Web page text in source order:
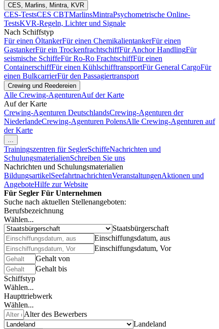
CES, Marlins, Mintra, KVR
CES-TestsCES CBTMarlinsMintraPsychometrische Online-
TestsKVR-Regeln, Lichter und Signale
Nach Schiffstyp
Für einen ÖltankerFür einen ChemikalientankerFür einen
GastankerFür ein TrockenfrachtschiffFür Anchor HandlingFür
seismische SchiffeFür Ro-Ro FrachtschiffFür einen
ContainerschiffFür einen KühlschifftransportFür General CargoFür
einen BulkcarrierFür den Passagiertransport
Crewing und Reedereien
Alle Crewing-AgenturenAuf der Karte
Auf der Karte
Crewing-Agenturen DeutschlandsCrewing-Agenturen der
NiederlandeCrewing-Agenturen PolensAlle Crewing-Agenturen auf
der Karte
...
Trainingszentren für SeglerSchiffeNachrichten und
SchulungsmaterialienSchreiben Sie uns
Nachrichten und Schulungsmaterialien
BildungsartikelSeefahrtnachrichtenVeranstaltungenAktionen und
AngeboteHilfe zur Website
Für Segler Für Unternehmen
Suche nach aktuellen Stellenangeboten:
Berufsbezeichnung
Wählen...
Staatsbürgerschaft
Einschiffungsdatum, aus
Einschiffungsdatum, Vor
Gehalt von
Gehalt bis
Schiffstyp
Wählen...
Haupttriebwerk
Wählen...
Alter des Bewerbers
Landeland